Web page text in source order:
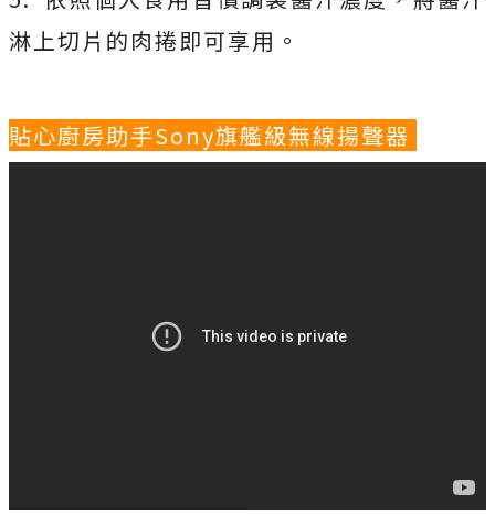
淋上切片的肉捲即可享用。
貼心廚房助手Sony旗艦級無線揚聲器